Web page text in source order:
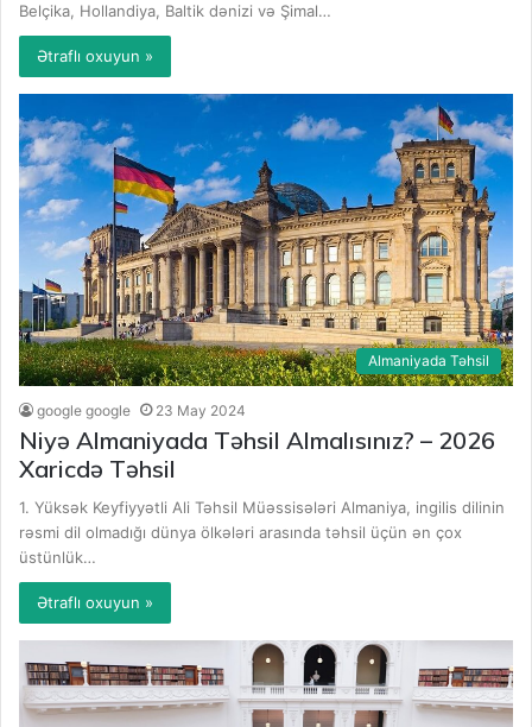
Belçika, Hollandiya, Baltik dənizi və Şimal…
Ətraflı oxuyun »
Almaniyada Təhsil
google google 23 May 2024
Niyə Almaniyada Təhsil Almalısınız? – 2026
Xaricdə Təhsil
1. Yüksək Keyfiyyətli Ali Təhsil Müəssisələri Almaniya, ingilis dilinin
rəsmi dil olmadığı dünya ölkələri arasında təhsil üçün ən çox
üstünlük…
Ətraflı oxuyun »